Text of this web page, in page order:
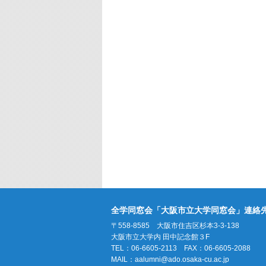
全学同窓会「大阪市立大学同窓会」連絡
〒558-8585 大阪市住吉区杉本3-3-138
大阪市立大学内 田中記念館３F
TEL：06-6605-2113 FAX：06-6605-2088
MAIL： aalumni@ado.osaka-cu.ac.jp